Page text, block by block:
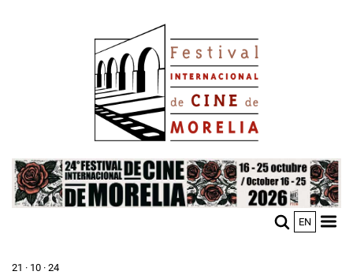
Image
EN
21 · 10 · 24